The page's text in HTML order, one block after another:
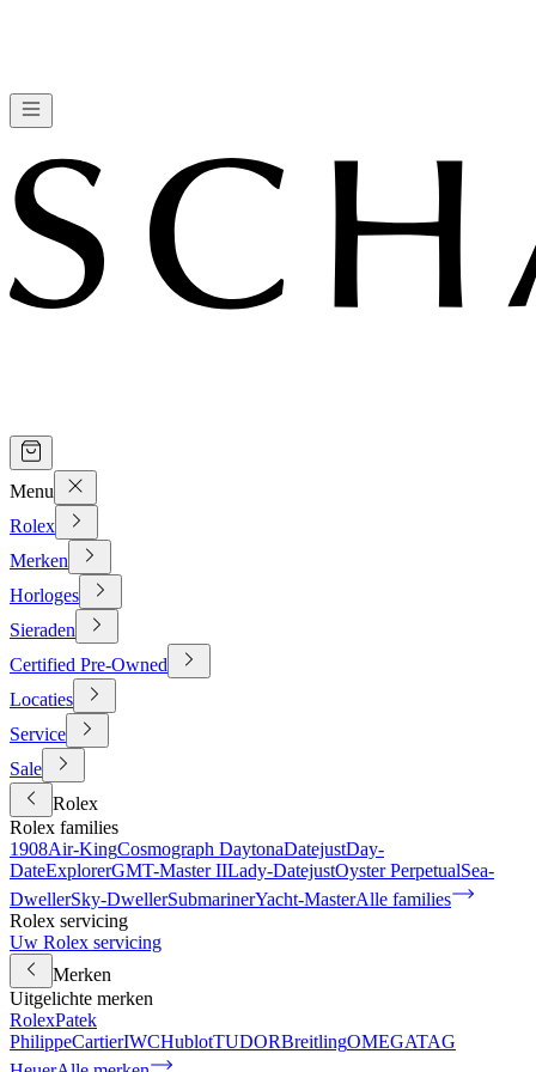
Menu
Rolex
Merken
Horloges
Sieraden
Certified Pre-Owned
Locaties
Service
Sale
Rolex
Rolex families
1908Air-KingCosmograph DaytonaDatejustDay-
DateExplorerGMT-Master IILady-DatejustOyster PerpetualSea-
DwellerSky-DwellerSubmarinerYacht-MasterAlle families
Rolex servicing
Uw Rolex servicing
Merken
Uitgelichte merken
RolexPatek
PhilippeCartierIWCHublotTUDORBreitlingOMEGATAG